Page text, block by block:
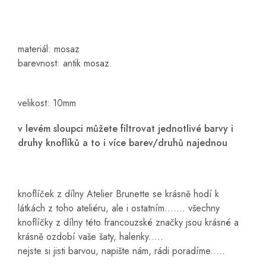
materiál: mosaz
barevnost: antik mosaz
velikost: 10mm
v levém sloupci můžete filtrovat jednotlivé barvy i
druhy knoflíků a to i více barev/druhů najednou
knoflíček z dílny Atelier Brunette se krásně hodí k
látkách z toho ateliéru, ale i ostatním....... všechny
knoflíčky z dílny této francouzské značky jsou krásné a
krásně ozdobí vaše šaty, halenky.....
nejste si jisti barvou, napište nám, rádi poradíme.....